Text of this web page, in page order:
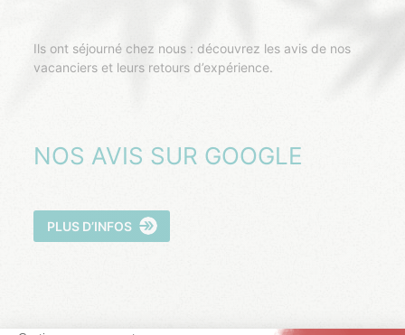
Ils ont séjourné chez nous : découvrez les avis de nos
vacanciers et leurs retours d’expérience.
NOS AVIS SUR GOOGLE
PLUS D’INFOS